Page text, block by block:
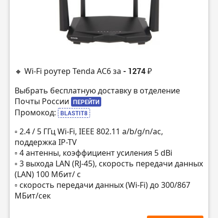
🔸 Wi-Fi роутер Tenda AC6 за - 1274 ₽
Выбрать бесплатную доставку в отделение
Почты России ПЕРЕЙТИ
Промокод: BLASTIT8
▫️ 2.4 / 5 ГГц Wi-Fi, IEEE 802.11 a/b/g/n/ac,
поддержка IP-TV
▫️ 4 антенны, коэффициент усиления 5 dBi
▫️ 3 выхода LAN (RJ-45), скорость передачи данных
(LAN) 100 Мбит/ с
▫️ скорость передачи данных (Wi-Fi) до 300/867
МБит/сек